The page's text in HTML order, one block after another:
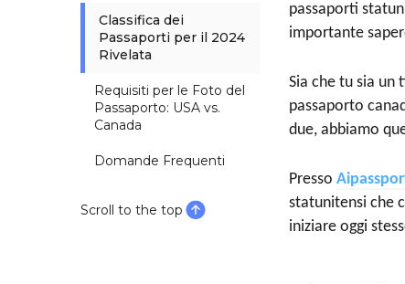
Classifica dei
Passaporti per il 2024
Rivelata
Requisiti per le Foto del
Passaporto: USA vs.
Canada
Domande Frequenti
Scroll to the top
passaporti
importante
Sia che tu sia
passaporto
due, abbiamo
PressoA
statunitensi che
iniziare oggi